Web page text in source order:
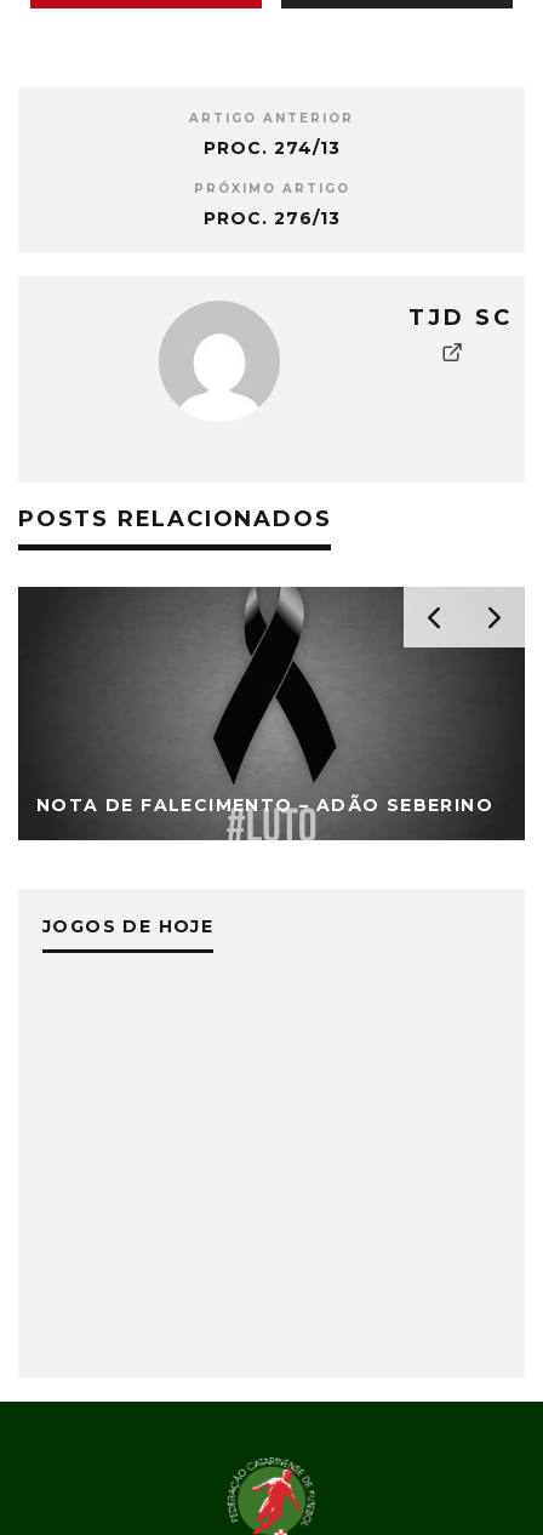
ARTIGO ANTERIOR
PROC. 274/13
PRÓXIMO ARTIGO
PROC. 276/13
TJD SC
POSTS RELACIONADOS
NOTA DE FALECIMENTO – ADÃO SEBERINO
JOGOS DE HOJE